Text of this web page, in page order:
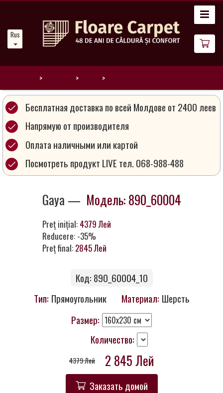
Russian
Главная
Новости
Наши
ковры
Магия
ковров
партнером
Контакты
Бесплатная доставка по всей Молдове от 2400 леев
Напрямую от производителя
Оплата наличными или картой
Посмотреть продукт LIVE тел. 068-988-488
Gaya — Модель: 890_60004
Preț inițial: 4379 Лей
Reducere: -35%
Preț final: 2845 Лей
Код: 890_60004_10
Тип: Прямоугольник Материал: Шерсть
Размер:
Количество:
4379 Лей 2 845 Лей
Заказать домой